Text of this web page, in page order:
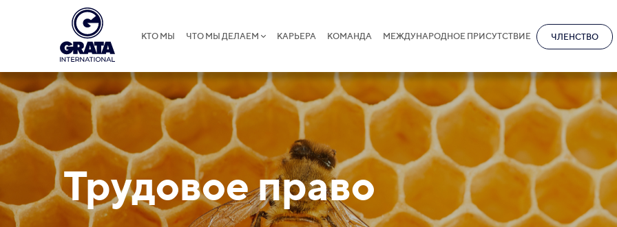
КТО МЫ ЧТО МЫ ДЕЛАЕМ КАРЬЕРА КОМАНДА МЕЖДУНАРОДНОЕ ПРИСУТСТВИЕ ЧЛЕНСТВО
Трудовое право